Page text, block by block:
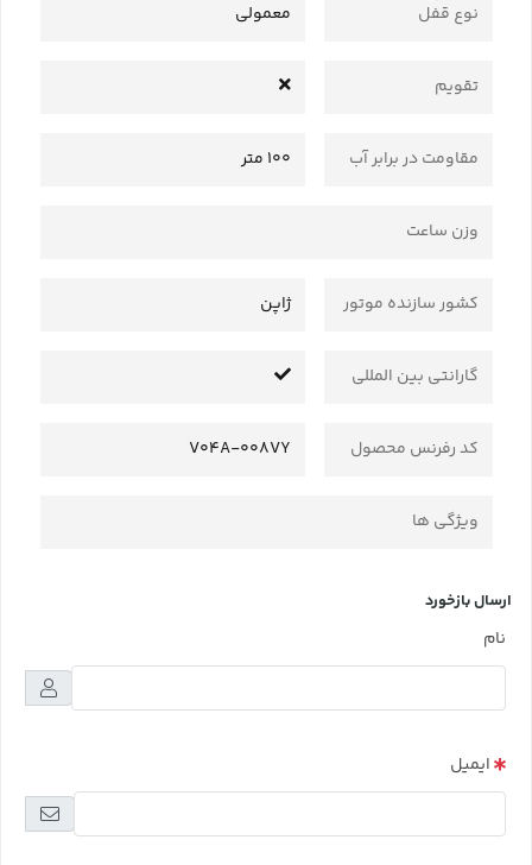
نوع قفل معمولی
تقویم
مقاومت در برابر آب 100 متر
وزن ساعت
کشور سازنده موتور ژاپن
گارانتی بین المللی
کد رفرنس محصول V04A-008VY
ویژگی ها
ارسال بازخورد
نام
ایمیل